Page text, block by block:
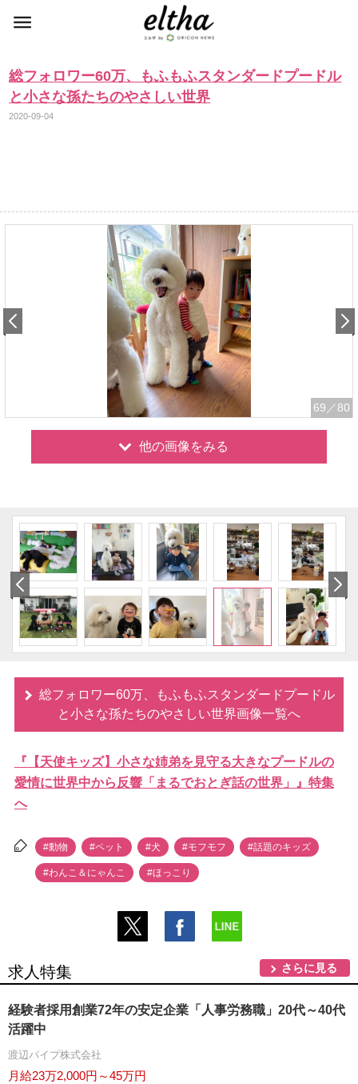
総フォロワー60万、もふもふスタンダードプードル
と小さな孫たちのやさしい世界
2020-09-04
69 ／80
他の画像をみる
総フォロワー60万、もふもふスタンダードプードル
と小さな孫たちのやさしい世界画像一覧へ
『【天使キッズ】小さな姉弟を見守る大きなプードルの
愛情に世界中から反響「まるでおとぎ話の世界」』特集
へ
#動物 #ペット #犬 #モフモフ #話題のキッズ
#わんこ＆にゃんこ #ほっこり
求人特集 さらに見る
経験者採用創業72年の安定企業「人事労務職」20代～40代
活躍中
渡辺パイプ株式会社
月給23万2,000円～45万円